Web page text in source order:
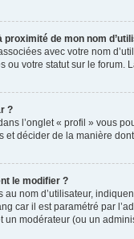
de mon nom
avec votre nom
ou votre statut sur le forum.
?
l’onglet « profil » vous
et décider de la manière
le modifier ?
au nom d’utilisateur,
car il est paramétré par
un modérateur (ou un